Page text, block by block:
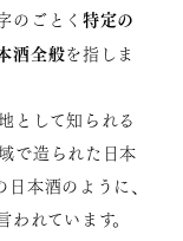
のごとく 特定の
酒全般を指しま
として知られる
で造られた日本
本酒のように、
れています。